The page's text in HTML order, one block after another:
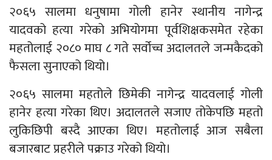
२०६५ सालमा धनुषामा गोली हानेर स्थानीय नागेन्द्र
यादवको हत्या गरेको अभियोगमा पूर्वशिक्षकसमेत रहेका
महतोलाई २०८० माघ ८ गते सर्वोच्च अदालतले जन्मकैदको
फैसला सुनाएको थियो।
२०६५ सालमा महतोले छिमेकी नागेन्द्र यादवलाई गोली
हानेर हत्या गरेका थिए। अदालतले सजाए तोकेपछि महतो
लुकिछिपी बस्दै आएका थिए। महतोलाई आज सबैला
बजारबाट प्रहरीले पक्राउ गरेको थियो।